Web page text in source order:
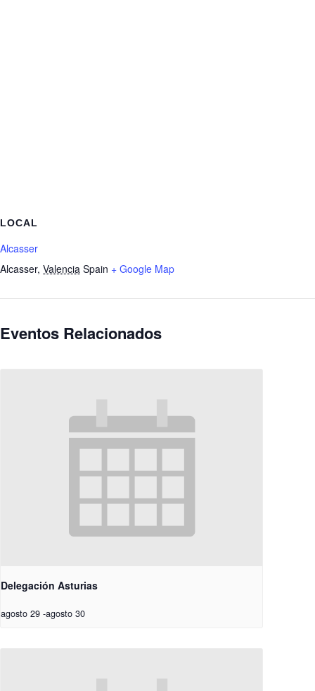
LOCAL
Alcasser
Alcasser, Valencia Spain + Google Map
Eventos Relacionados
Delegación Asturias
agosto 29 -agosto 30